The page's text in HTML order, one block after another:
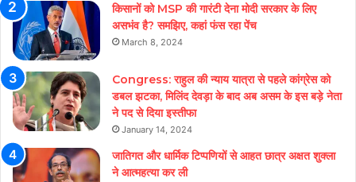
किसानों को MSP की गारंटी देना मोदी सरकार के लिए
असभंव है? समझिए, कहां फंस रहा पेंच
March 8, 2024
Congress: राहुल की न्याय यात्रा से पहले कांग्रेस को
डबल झटका, मिलिंद देवड़ा के बाद अब असम के इस बड़े नेता
ने पद से दिया इस्तीफा
January 14, 2024
जातिगत और धार्मिक टिप्पणियों से आहत छात्र अक्षत शुक्ला
ने आत्महत्या कर ली